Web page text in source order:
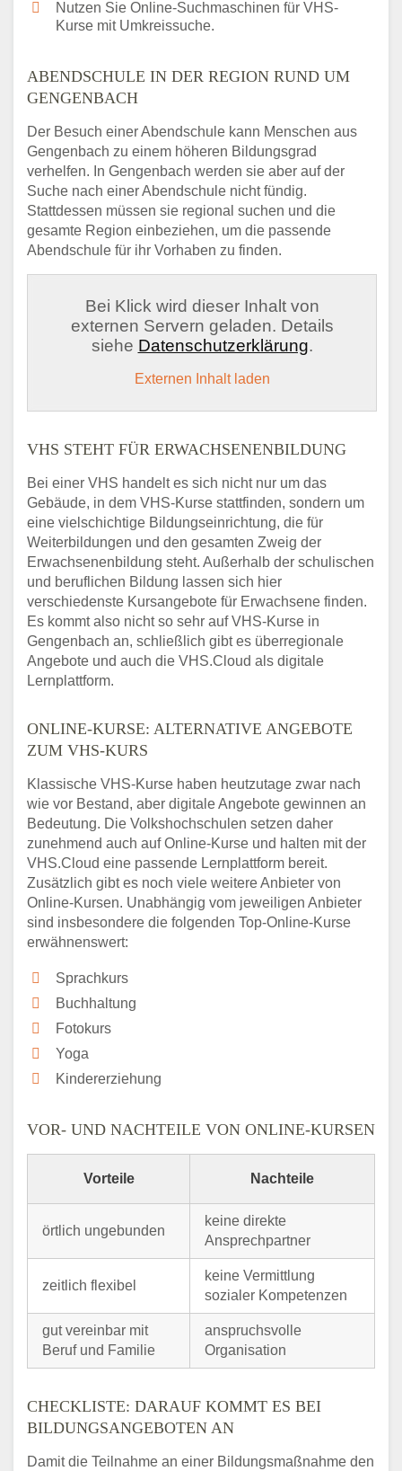
Nutzen Sie Online-Suchmaschinen für VHS-
Kurse mit Umkreissuche.
ABENDSCHULE IN DER REGION RUND UM
GENGENBACH
Der Besuch einer Abendschule kann Menschen aus
Gengenbach zu einem höheren Bildungsgrad
verhelfen. In Gengenbach werden sie aber auf der
Suche nach einer Abendschule nicht fündig.
Stattdessen müssen sie regional suchen und die
gesamte Region einbeziehen, um die passende
Abendschule für ihr Vorhaben zu finden.
Bei Klick wird dieser Inhalt von
externen Servern geladen. Details
siehe Datenschutzerklärung.
Externen Inhalt laden
VHS STEHT FÜR ERWACHSENENBILDUNG
Bei einer VHS handelt es sich nicht nur um das
Gebäude, in dem VHS-Kurse stattfinden, sondern um
eine vielschichtige Bildungseinrichtung, die für
Weiterbildungen und den gesamten Zweig der
Erwachsenenbildung steht. Außerhalb der schulischen
und beruflichen Bildung lassen sich hier
verschiedenste Kursangebote für Erwachsene finden.
Es kommt also nicht so sehr auf VHS-Kurse in
Gengenbach an, schließlich gibt es überregionale
Angebote und auch die VHS.Cloud als digitale
Lernplattform.
ONLINE-KURSE: ALTERNATIVE ANGEBOTE
ZUM VHS-KURS
Klassische VHS-Kurse haben heutzutage zwar nach
wie vor Bestand, aber digitale Angebote gewinnen an
Bedeutung. Die Volkshochschulen setzen daher
zunehmend auch auf Online-Kurse und halten mit der
VHS.Cloud eine passende Lernplattform bereit.
Zusätzlich gibt es noch viele weitere Anbieter von
Online-Kursen. Unabhängig vom jeweiligen Anbieter
sind insbesondere die folgenden Top-Online-Kurse
erwähnenswert:
Sprachkurs
Buchhaltung
Fotokurs
Yoga
Kindererziehung
VOR- UND NACHTEILE VON ONLINE-KURSEN
Vorteile Nachteile
örtlich ungebunden
keine direkte
Ansprechpartner
zeitlich flexibel
keine Vermittlung
sozialer Kompetenzen
gut vereinbar mit
Beruf und Familie
anspruchsvolle
Organisation
CHECKLISTE: DARAUF KOMMT ES BEI
BILDUNGSANGEBOTEN AN
Damit die Teilnahme an einer Bildungsmaßnahme den